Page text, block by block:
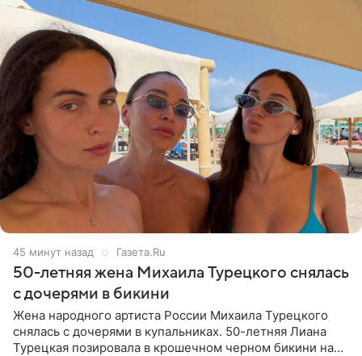
45 минут назад Газета.Ru
50-летняя жена Михаила Турецкого снялась
с дочерями в бикини
Жена народного артиста России Михаила Турецкого
снялась с дочерями в купальниках. 50-летняя Лиана
Турецкая позировала в крошечном черном бикини на